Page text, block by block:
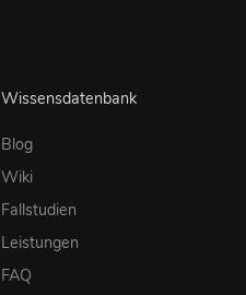
Wissensdatenbank
Blog
Wiki
Fallstudien
Leistungen
FAQ